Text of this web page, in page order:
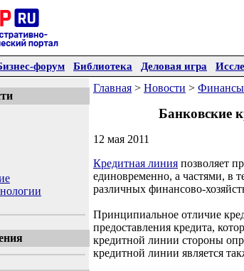
форум Библиотека Деловая игра
Главная > Новости > Финансы
Банковские
12 мая 2011
Кредитная линия позволяет
единовременно, а частями, в
различных финансово-
Принципиальное отличие
предоставления кредита,
кредитной линии стороны
кредитной линии является